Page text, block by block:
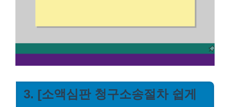
3. [소액심판 청구소송절차 쉽게